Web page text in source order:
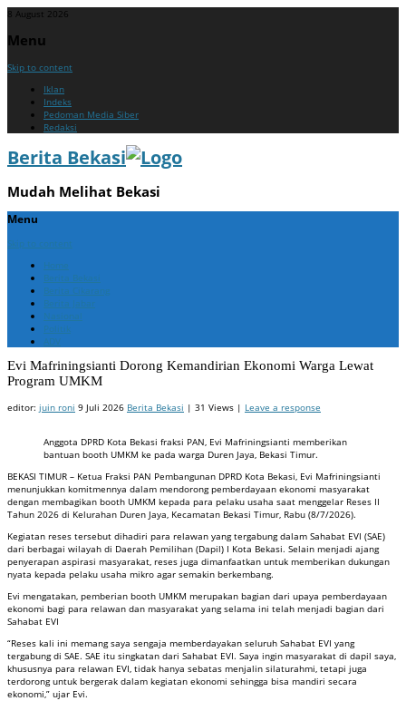
8 August 2026
Menu
Skip to content
Iklan
Indeks
Pedoman Media Siber
Redaksi
Berita Bekasi
Mudah Melihat Bekasi
Menu
Skip to content
Home
Berita Bekasi
Berita Cikarang
Berita Jabar
Nasional
Politik
ADV
Evi Mafriningsianti Dorong Kemandirian Ekonomi Warga Lewat
Program UMKM
editor: juin roni 9 Juli 2026 Berita Bekasi | 31 Views | Leave a response
Anggota DPRD Kota Bekasi fraksi PAN, Evi Mafriningsianti memberikan
bantuan booth UMKM ke pada warga Duren Jaya, Bekasi Timur.
BEKASI TIMUR – Ketua Fraksi PAN Pembangunan DPRD Kota Bekasi, Evi Mafriningsianti
menunjukkan komitmennya dalam mendorong pemberdayaan ekonomi masyarakat
dengan membagikan booth UMKM kepada para pelaku usaha saat menggelar Reses II
Tahun 2026 di Kelurahan Duren Jaya, Kecamatan Bekasi Timur, Rabu (8/7/2026).
Kegiatan reses tersebut dihadiri para relawan yang tergabung dalam Sahabat EVI (SAE)
dari berbagai wilayah di Daerah Pemilihan (Dapil) I Kota Bekasi. Selain menjadi ajang
penyerapan aspirasi masyarakat, reses juga dimanfaatkan untuk memberikan dukungan
nyata kepada pelaku usaha mikro agar semakin berkembang.
Evi mengatakan, pemberian booth UMKM merupakan bagian dari upaya pemberdayaan
ekonomi bagi para relawan dan masyarakat yang selama ini telah menjadi bagian dari
Sahabat EVI
“Reses kali ini memang saya sengaja memberdayakan seluruh Sahabat EVI yang
tergabung di SAE. SAE itu singkatan dari Sahabat EVI. Saya ingin masyarakat di dapil saya,
khususnya para relawan EVI, tidak hanya sebatas menjalin silaturahmi, tetapi juga
terdorong untuk bergerak dalam kegiatan ekonomi sehingga bisa mandiri secara
ekonomi,” ujar Evi.